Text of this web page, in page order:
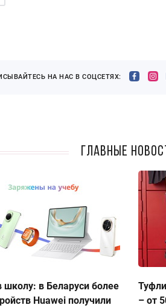
НА НАС В СОЦСЕТЯХ:
Главные
школу: в Беларуси более
Huawei получили
– от